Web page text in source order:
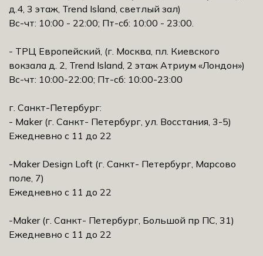
д.4, 3 этаж, Trеnd Island, светлый зал)
Вс-чт: 10:00 - 22:00; Пт-сб: 10:00 - 23:00.
- ТРЦ Европейский, (г. Москва, пл. Киевского
вокзала д. 2, Trеnd Island, 2 этаж Атриум «Лондон»)
Вс-чт: 10:00-22:00; Пт-сб: 10:00-23:00
г. Санкт-Петербург:
- Maker (г. Санкт- Петербург, ул. Восстания, 3-5)
Ежедневно с 11 до 22
-Maker Design Loft (г. Санкт- Петербург, Марсово
поле, 7)
Ежедневно с 11 до 22
-Maker (г. Санкт- Петербург, Большой пр ПС, 31)
Ежедневно с 11 до 22